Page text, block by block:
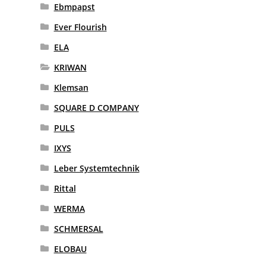
Ebmpapst
Ever Flourish
ELA
KRIWAN
Klemsan
SQUARE D COMPANY
PULS
IXYS
Leber Systemtechnik
Rittal
WERMA
SCHMERSAL
ELOBAU